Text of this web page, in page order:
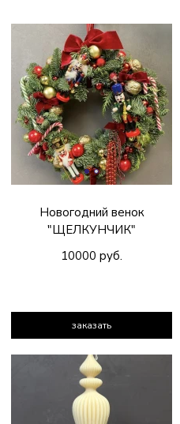
Новогодний венок
"ЩЕЛКУНЧИК"
10000 руб.
заказать